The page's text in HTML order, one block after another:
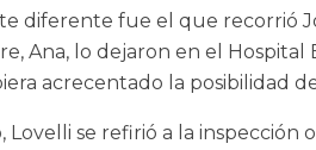
diferente fue el que recorrió
Ana, lo dejaron en el
acrecentado la posibilidad
Lovelli se refirió a la